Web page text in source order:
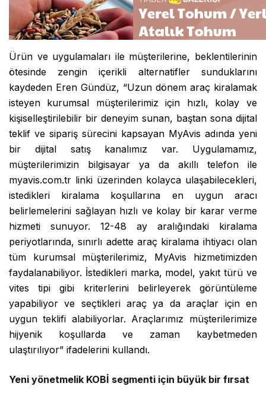
Ürün ve uygulamaları ile müşterilerine, beklentilerinin
ötesinde zengin içerikli alternatifler sunduklarını
kaydeden Eren Gündüz, “Uzun dönem araç kiralamak
isteyen kurumsal müşterilerimiz için hızlı, kolay ve
kişiselleştirilebilir bir deneyim sunan, baştan sona dijital
teklif ve sipariş sürecini kapsayan MyAvis adında yeni
bir dijital satış kanalımız var. Uygulamamız,
müşterilerimizin bilgisayar ya da akıllı telefon ile
myavis.com.tr linki üzerinden kolayca ulaşabilecekleri,
istedikleri kiralama koşullarına en uygun aracı
belirlemelerini sağlayan hızlı ve kolay bir karar verme
hizmeti sunuyor. 12-48 ay aralığındaki kiralama
periyotlarında, sınırlı adette araç kiralama ihtiyacı olan
tüm kurumsal müşterilerimiz, MyAvis hizmetimizden
faydalanabiliyor. İstedikleri marka, model, yakıt türü ve
vites tipi gibi kriterlerini belirleyerek görüntüleme
yapabiliyor ve seçtikleri araç ya da araçlar için en
uygun teklifi alabiliyorlar. Araçlarımız müşterilerimize
hijyenik koşullarda ve zaman kaybetmeden
ulaştırılıyor” ifadelerini kullandı.
Yeni yönetmelik KOBİ segmenti için büyük bir fırsat